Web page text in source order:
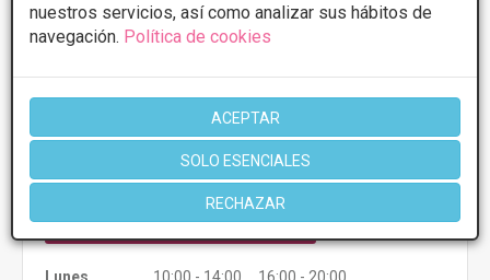
nuestros servicios, así como analizar sus hábitos de
navegación. Política de cookies
ACEPTAR
SOLO ESENCIALES
RECHAZAR
dermand clinics
4 8 Opiniones
plaza de la constitucion 17, loc 4,
Valdemoro
VER MAPA
Presupuestos con5% de descuento *
CONSULTAR/CITA/PRESUPUESTO
Lunes 10:00 - 14:00 16:00 - 20:00